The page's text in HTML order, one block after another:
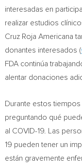
interesadas en
realizar estudios
Cruz Roja Americana
donantes interesados (
FDA continúa
alentar donaciones
Durante estos
preguntando qué
al COVID-19. Las
19 pueden tener un
están gravemente